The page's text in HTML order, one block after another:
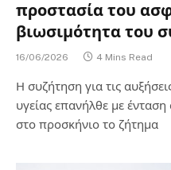
προστασία του
βιωσιμότητα του
16/06/2026 4 Mins Read
Η συζήτηση για τις
υγείας επανήλθε με
στο προσκήνιο το ζήτημα